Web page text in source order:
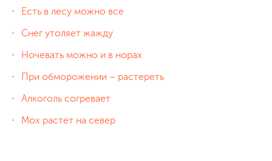
Есть в лесу можно все
Снег утоляет жажду
Ночевать можно и в норах
При обморожении – растереть
Алкоголь согревает
Мох растет на север